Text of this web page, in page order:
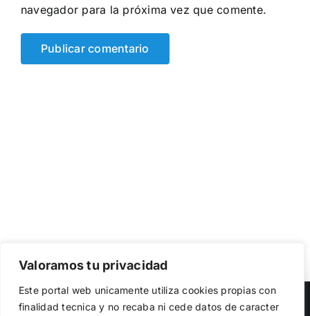
Valoramos tu privacidad
Este portal web unicamente utiliza cookies propias con
finalidad tecnica y no recaba ni cede datos de caracter
navegador para la próxima vez que comente.
Copyright 2023 | Democracia Nacional | All Rights Reserved
el funcionamiento de la web, medir su uso y mejorar
nuestros servicios. Puede aceptar todas las cookies,